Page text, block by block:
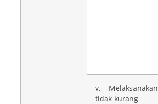
v. Melaksanakan
tidak kurang